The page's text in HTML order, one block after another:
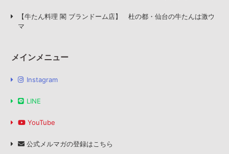
【牛たん料理 閣 ブランドーム店】 杜の都・仙台の牛たんは激ウ
マ
メインメニュー
Instagram
LINE
YouTube
公式メルマガの登録はこちら